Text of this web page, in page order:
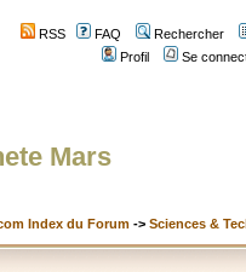
RSS FAQ
Rechercher
Profil
Se
Mars
Index du Forum -> Sciences &